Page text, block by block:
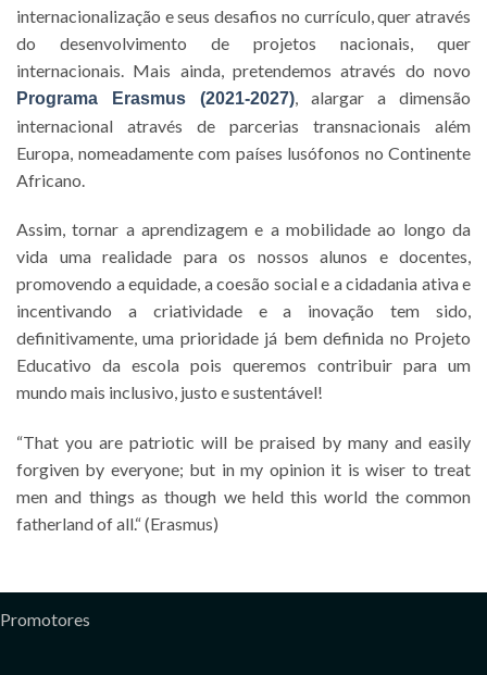
internacionalização e seus desafios no currículo, quer através
do desenvolvimento de projetos nacionais, quer
internacionais. Mais ainda, pretendemos através do novo
Programa Erasmus (2021-2027) , alargar a dimensão
internacional através de parcerias transnacionais além
Europa, nomeadamente com países lusófonos no Continente
Africano.
Assim, tornar a aprendizagem e a mobilidade ao longo da
vida uma realidade para os nossos alunos e docentes,
promovendo a equidade, a coesão social e a cidadania ativa e
incentivando a criatividade e a inovação tem sido,
definitivamente, uma prioridade já bem definida no Projeto
Educativo da escola pois queremos contribuir para um
mundo mais inclusivo, justo e sustentável!
“That you are patriotic will be praised by many and easily
forgiven by everyone; but in my opinion it is wiser to treat
men and things as though we held this world the common
fatherland of all.“ (Erasmus)
Promotores